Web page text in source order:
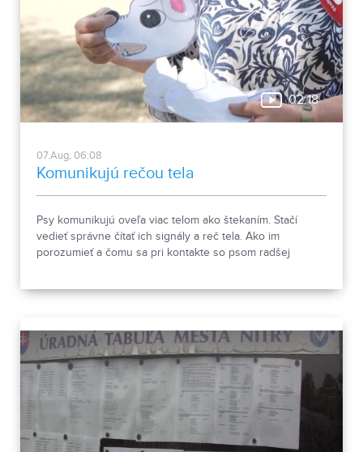
02:18
07.Aug, 06:08
Komunikujú rečou tela
Psy komunikujú oveľa viac telom ako štekaním. Stačí
vedieť správne čítať ich signály a reč tela. Ako im
porozumieť a čomu sa pri kontakte so psom radšej